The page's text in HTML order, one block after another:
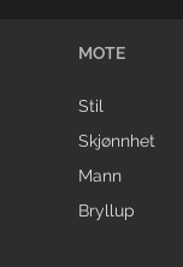
MOTE
Stil
Skjønnhet
Mann
Bryllup